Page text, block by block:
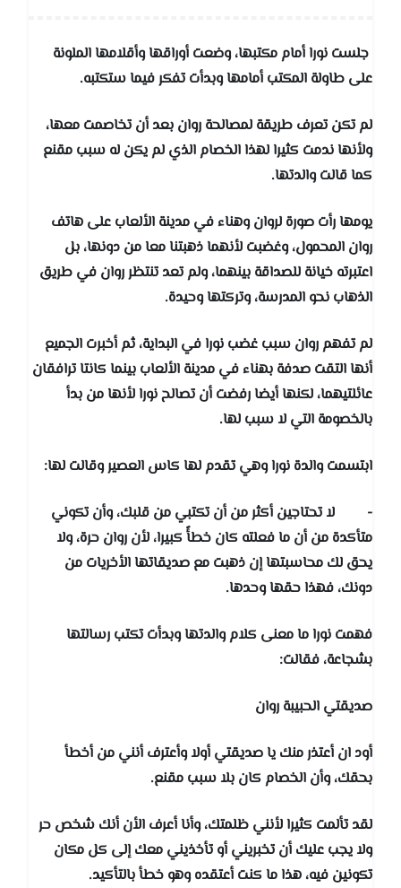
جلست نورا أمام مكتبها، وضعت أوراقها وأقلامها الملونة
على طاولة المكتب أمامها وبدأت تفكر فيما ستكتبه.
لم تكن تعرف طريقة لمصالحة روان بعد أن تخاصمت معها،
ولأنها ندمت كثيرا لهذا الخصام الذي لم يكن له سبب مقنع
كما قالت والدتها.
يومها رأت صورة لروان وهناء في مدينة الألعاب على هاتف
روان المحمول، وغضبت لأنهما ذهبتنا معا من دونها، بل
اعتبرته خيانة للصداقة بينهما، ولم تعد تنتظر روان في طريق
الذهاب نحو المدرسة، وتركتها وحيدة.
لم تفهم روان سبب غضب نورا في البداية، ثم أخبرت الجميع
أنها التقت صدفة بهناء في مدينة الألعاب بينما كانتا ترافقان
عائلتيهما، لكنها أيضا رفضت أن تصالح نورا لأنها من بدأ
بالخصومة التي لا سبب لها.
ابتسمت والدة نورا وهي تقدم لها كاس العصير وقالت لها:
- لا تحتاجين أكثر من أن تكتبي من قلبك، وأن تكوني
متأكدة من أن ما فعلته كان خطأً كبيرا، لأن روان حرة، ولا
يحق لك محاسبتها إن ذهبت مع صديقاتها الأخريات من
دونك، فهذا حقها وحدها.
فهمت نورا ما معنى كلام والدتها وبدأت تكتب رسالتها
بشجاعة، فقالت:
صديقتي الحبيبة روان
أود ان أعتذر منك يا صديقتي أولا وأعترف أنني من أخطأ
بحقك، وأن الخصام كان بلا سبب مقنع.
لقد تألمت كثيرا لأنني ظلمتك، وأنا أعرف الأن أنك شخص حر
ولا يجب عليك أن تخبريني أو تأخذيني معك إلى كل مكان
تكونين فيه، هذا ما كنت أعتقده وهو خطأ بالتأكيد.